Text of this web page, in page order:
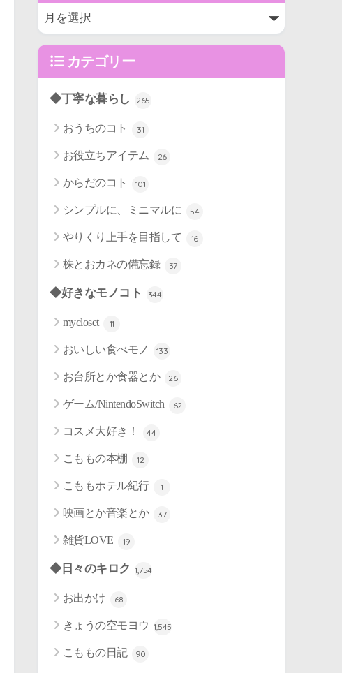
カテゴリー
◆丁寧な暮らし 265
おうちのコト 31
お役立ちアイテム 26
からだのコト 101
シンプルに、ミニマルに 54
やりくり上手を目指して 16
株とおカネの備忘録 37
◆好きなモノコト 344
mycloset 11
おいしい食べモノ 133
お台所とか食器とか 26
ゲーム/NintendoSwitch 62
コスメ大好き！ 44
こももの本棚 12
こももホテル紀行 1
映画とか音楽とか 37
雑貨LOVE 19
◆日々のキロク 1,754
お出かけ 68
きょうの空モヨウ 1,545
こももの日記 90